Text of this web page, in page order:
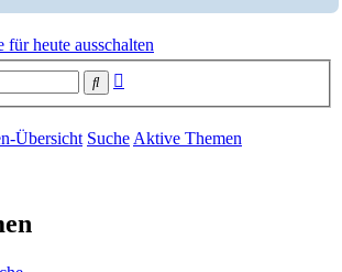
heute ausschalten
Suche
Übersicht Suche Aktive Themen